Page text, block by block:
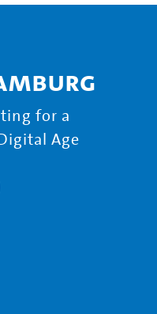
for a
Age